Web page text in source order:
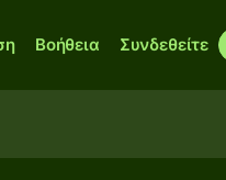
Βοήθεια Συνδεθείτε